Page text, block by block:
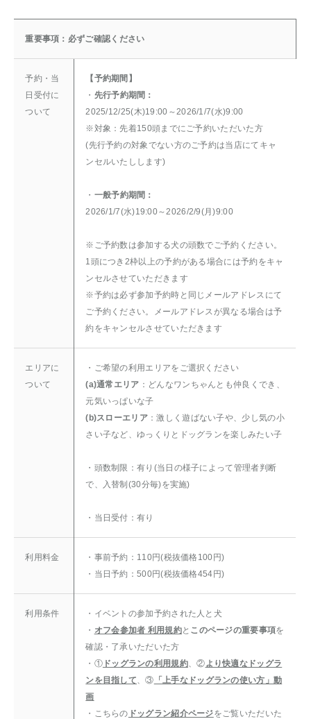
重要事項：必ずご確認ください
予約・当
日受付に
ついて
【予約期間】
・ 先行予約期間：
2025/12/25(木)19:00～2026/1/7(水)9:00
※対象：先着150頭までにご予約いただいた方
(先行予約の対象でない方のご予約は当店にてキャ
ンセルいたしします)
・ 一般予約期間：
2026/1/7(水)19:00～2026/2/9(月)9:00
※ご予約数は参加する犬の頭数でご予約ください。
1頭につき2枠以上の予約がある場合には予約をキャ
ンセルさせていただきます
※予約は必ず参加予約時と同じメールアドレスにて
ご予約ください。メールアドレスが異なる場合は予
約をキャンセルさせていただきます
エリアに
ついて
・ご希望の利用エリアをご選択ください
(a)通常エリア ：どんなワンちゃんとも仲良くでき、
元気いっぱいな子
(b)スローエリア ：激しく遊ばない子や、少し気の小
さい子など、ゆっくりとドッグランを楽しみたい子
・頭数制限：有り(当日の様子によって管理者判断
で、入替制(30分毎)を実施)
・当日受付：有り
利用料金
・事前予約：110円(税抜価格100円)
・当日予約：500円(税抜価格454円)
利用条件
・イベントの参加予約された人と犬
・ オフ会参加者 利用規約と このページの重要事項を
確認・了承いただいた方
・①ドッグランの利用規約、②より快適なドッグラ
ンを目指して、③ 「上手なドッグランの使い方」動
画
・こちらの ドッグラン紹介ページをご覧いただいた